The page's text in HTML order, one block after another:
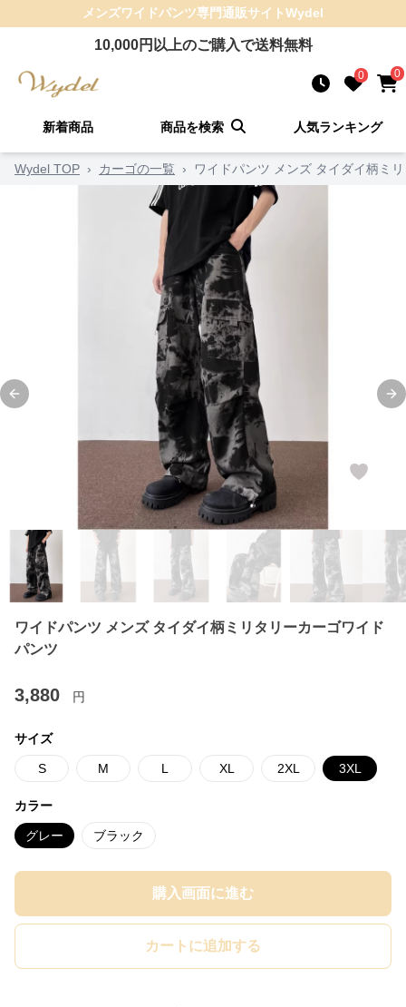
メンズワイドパンツ専門通販サイトWydel
10,000円以上のご購入で送料無料
0 0
新着商品 商品を検索 人気ランキング
Wydel TOP › カーゴの一覧 › ワイドパンツ メンズ タイダイ柄ミ
Previous slide
ワイドパンツ メンズ タイダイ柄ミリタリーカーゴワイド
パンツ
3,880 円
サイズ
S M L XL 2XL 3XL
カラー
グレー ブラック
購入画面に進む
カートに追加する